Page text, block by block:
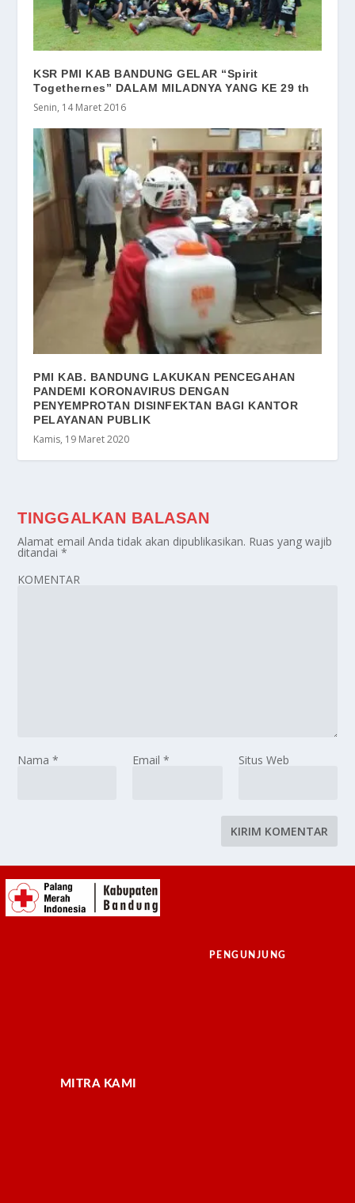
KSR PMI KAB BANDUNG GELAR “Spirit
Togethernes” DALAM MILADNYA YANG KE 29 th
Senin, 14 Maret 2016
PMI KAB. BANDUNG LAKUKAN PENCEGAHAN
PANDEMI KORONAVIRUS DENGAN
PENYEMPROTAN DISINFEKTAN BAGI KANTOR
PELAYANAN PUBLIK
Kamis, 19 Maret 2020
TINGGALKAN BALASAN
Alamat email Anda tidak akan dipublikasikan. Ruas yang wajib
ditandai*
KOMENTAR
Nama* Email * Situs Web
PENGUNJUNG
MITRA KAMI